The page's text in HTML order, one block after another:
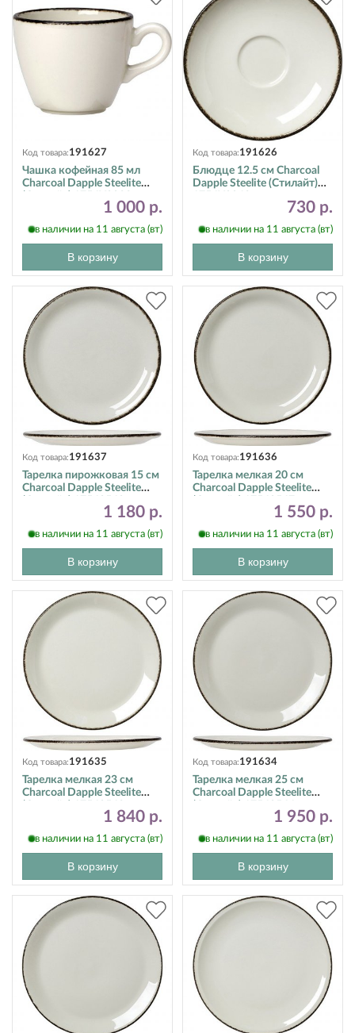
Код товара:191627
Чашка кофейная 85 мл
Charcoal Dapple Steelite
1 000 р.
в наличии на 11 августа (вт)
В корзину
Код товара:191626
Блюдце 12.5 см Charcoal
Dapple Steelite (Стилайт)
730 р.
в наличии на 11 августа (вт)
В корзину
Код товара:191637
Тарелка пирожковая 15 см
Charcoal Dapple Steelite
1 180 р.
в наличии на 11 августа (вт)
В корзину
Код товара:191636
Тарелка мелкая 20 см
Charcoal Dapple Steelite
1 550 р.
в наличии на 11 августа (вт)
В корзину
Код товара:191635
Тарелка мелкая 23 см
Charcoal Dapple Steelite
1 840 р.
в наличии на 11 августа (вт)
В корзину
Код товара:191634
Тарелка мелкая 25 см
Charcoal Dapple Steelite
1 950 р.
в наличии на 11 августа (вт)
В корзину